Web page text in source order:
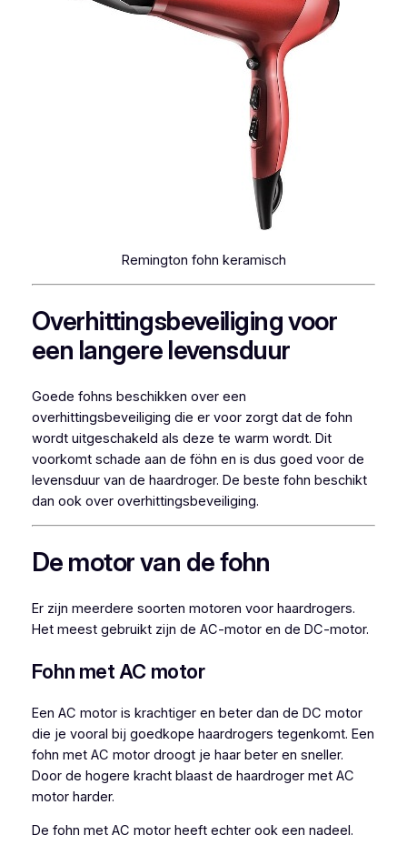
Remington fohn keramisch
Overhittingsbeveiliging voor
een langere levensduur
Goede fohns beschikken over een
overhittingsbeveiliging die er voor zorgt dat de fohn
wordt uitgeschakeld als deze te warm wordt. Dit
voorkomt schade aan de föhn en is dus goed voor de
levensduur van de haardroger. De beste fohn beschikt
dan ook over overhittingsbeveiliging.
De motor van de fohn
Er zijn meerdere soorten motoren voor haardrogers.
Het meest gebruikt zijn de AC-motor en de DC-motor.
Fohn met AC motor
Een AC motor is krachtiger en beter dan de DC motor
die je vooral bij goedkope haardrogers tegenkomt. Een
fohn met AC motor droogt je haar beter en sneller.
Door de hogere kracht blaast de haardroger met AC
motor harder.
De fohn met AC motor heeft echter ook een nadeel.